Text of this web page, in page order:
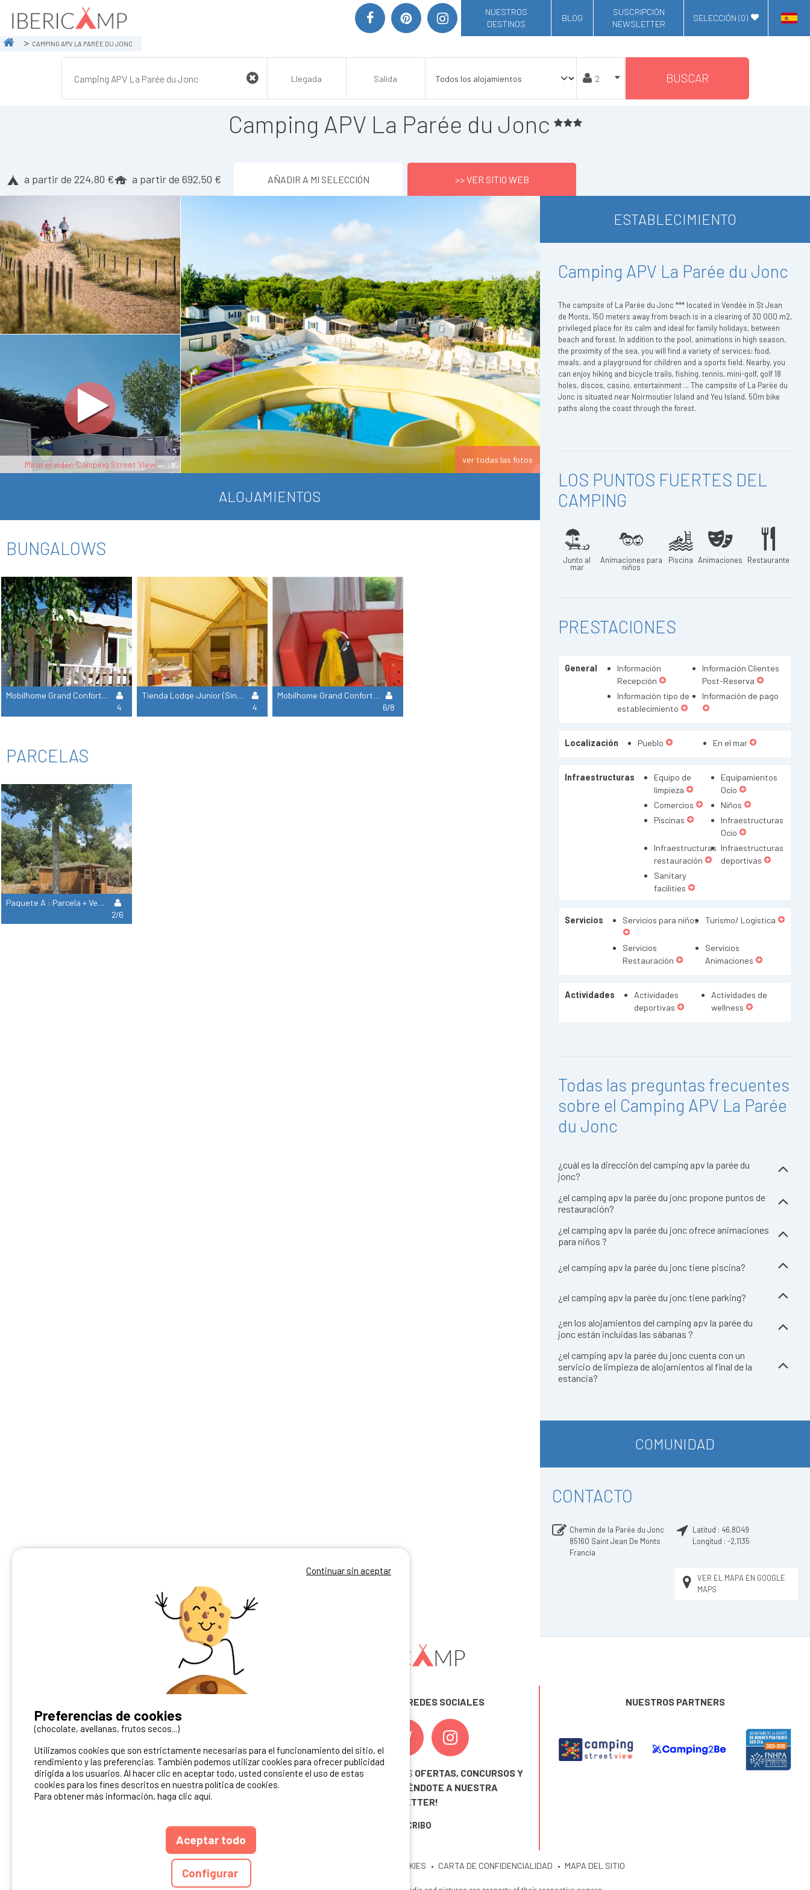
NUESTROS
DESTINOS
BLOG
SUSCRIPCIÓN
NEWSLETTER
SELECCIÓN (0)
CAMPING APV LA PARÉE DU JONC
BUSCAR
Camping APV La Parée du Jonc
a partir de 224,80 € a partir de 692,50 € AÑADIR A MI SELECCIÓN >> VER SITIO WEB
Mirar el video Camping Street View ver todas las fotos
ALOJAMIENTOS
BUNGALOWS
Mobilhome Grand Confort Terraza
4
Tienda Lodge Junior (Sin Sanitarios)
4
Mobilhome Grand Confort 3 Habitaciones Terraza Semi-Cubierta + Tv
6/8
PARCELAS
Paquete A : Parcela + Vehículo
2/6
ESTABLECIMIENTO
Camping APV La Parée du Jonc
The campsite of La Parée du Jonc *** located in Vendée in St Jean
de Monts, 150 meters away from beach is in a clearing of 30 000 m2,
privileged place for its calm and ideal for family holidays, between
beach and forest. In addition to the pool, animations in high season,
the proximity of the sea, you will find a variety of services: food,
meals, and a playground for children and a sports field. Nearby, you
can enjoy hiking and bicycle trails, fishing, tennis, mini-golf, golf 18
holes, discos, casino, entertainment ... The campsite of La Parée du
Jonc is situated near Noirmoutier Island and Yeu Island, 50m bike
paths along the coast through the forest.
LOS PUNTOS FUERTES DEL
CAMPING
Junto al
mar
Animaciones para
niños
Piscina Animaciones Restaurante
PRESTACIONES
General
Información
Recepción
Información Clientes
Post-Reserva
Información tipo de
establecimiento
Información de pago
Localización Pueblo En el mar
Infraestructuras
Equipo de
limpieza
Equipamientos
Ocio
Comercios
Niños
Piscinas
Infraestructuras
Ocio
Infraestructuras
restauración
Infraestructuras
deportivas
Sanitary
facilities
Servicios Servicios para niños Turismo/ Logística
Servicios
Restauración
Servicios
Animaciones
Actividades
Actividades
deportivas
Actividades de
wellness
Todas las preguntas frecuentes
sobre el Camping APV La Parée
du Jonc
¿cuál es la dirección del camping apv la parée du
jonc?
¿el camping apv la parée du jonc propone puntos de
restauración?
¿el camping apv la parée du jonc ofrece animaciones
para niños ?
¿el camping apv la parée du jonc tiene piscina?
¿el camping apv la parée du jonc tiene parking?
¿en los alojamientos del camping apv la parée du
jonc están incluidas las sábanas ?
¿el camping apv la parée du jonc cuenta con un
servicio de limpieza de alojamientos al final de la
estancia?
COMUNIDAD
CONTACTO
Chemin de la Parée du Jonc
85160 Saint Jean De Monts
Francia
Latitud : 46,8049
Longitud : -2,1135
VER EL MAPA EN GOOGLE
MAPS
Puedes difundirlo en nuestro sitio
Contacto Ibericamp
SÍGUENOS EN LAS REDES SOCIALES
¡ Y NO TE PIERDAS NUESTRAS OFERTAS, CONCURSOS Y
INSCRIBIÉNDOTE A NUESTRA
NEWSLETTER!
ME INSCRIBO
NUESTROS PARTNERS
CGU DEL SITIO COOKIES CARTA DE CONFIDENCIALIDAD MAPA DEL SITIO
Continuar sin aceptar
Preferencias de cookies
(chocolate, avellanas, frutos secos...)
Utilizamos cookies que son estrictamente necesarias para el funcionamiento del sitio, el
rendimiento y las preferencias. También podemos utilizar cookies para ofrecer publicidad
dirigida a los usuarios. Al hacer clic en aceptar todo, usted consiente el uso de estas
cookies para los fines descritos en nuestra política de cookies.
Para obtener más información, haga clic aquí.
Aceptar todo
Configurar